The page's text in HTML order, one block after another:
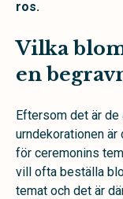
ros.
Vilka
en
Eftersom det är
urndekorationen
för ceremonins
vill ofta beställa
temat och det är